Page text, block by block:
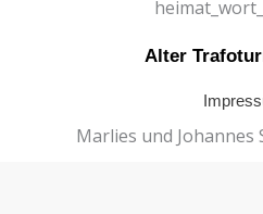
Alter
Marlies und